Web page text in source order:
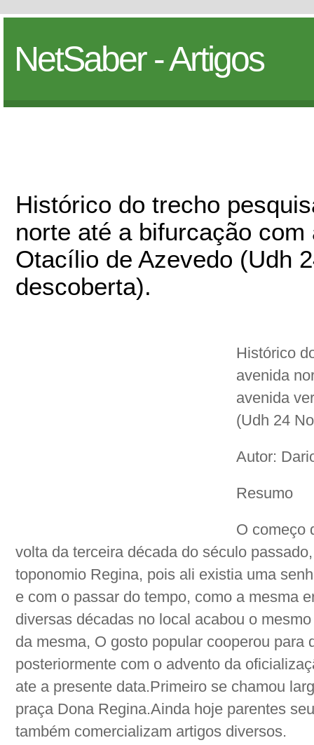
NetSaber - Artigos
Histórico do trecho
norte até a bifurcação
Otacílio de Azevedo (Udh
descoberta).
Histórico
avenida
avenida
(Udh 24
Autor:
Resumo
O começo
volta da terceira década do século
toponomio Regina, pois ali existia uma
e com o passar do tempo, como a mesma
diversas décadas no local acabou o
da mesma, O gosto popular cooperou para
posteriormente com o advento da
ate a presente data.Primeiro se chamou
praça Dona Regina.Ainda hoje parentes
também comercializam artigos diversos.